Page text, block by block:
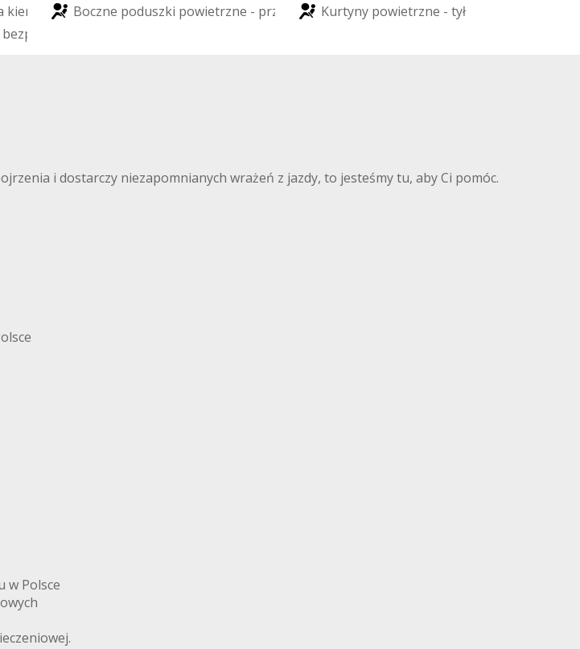
kier cy Boczne poduszki powietrzne - prz Kurtyny powietrzne - tył
bezp
i dostarczy niezapomnianych wrażeń z jazdy, to jesteśmy tu, aby Ci pomóc.
w Polsce